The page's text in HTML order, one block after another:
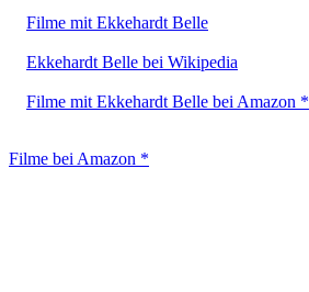
Filme mit Ekkehardt Belle
Ekkehardt Belle bei Wikipedia
Filme mit Ekkehardt Belle bei Amazon *
Filme bei Amazon *